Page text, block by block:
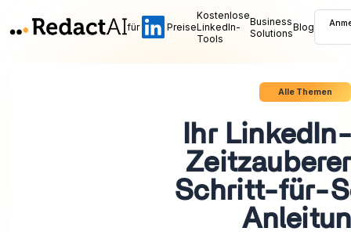
für Preise
Kostenlose
LinkedIn-
Tools
Business
SolutionsBlog
Alle Themen
Ihr
Schritt-für-